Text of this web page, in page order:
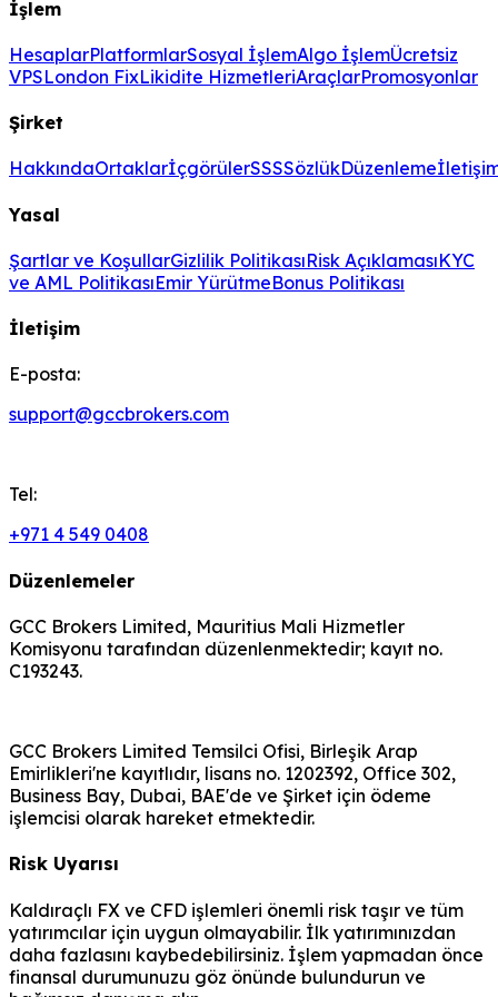
İşlem
HesaplarPlatformlarSosyal İşlemAlgo İşlemÜcretsiz
VPSLondon FixLikidite HizmetleriAraçlarPromosyonlar
Şirket
HakkındaOrtaklarİçgörülerSSSSözlükDüzenleme
Yasal
Şartlar ve KoşullarGizlilik PolitikasıRisk AçıklamasıKYC
ve AML PolitikasıEmir YürütmeBonus Politikası
İletişim
E-posta:
support@gccbrokers.com
Tel:
+971 4 549 0408
Düzenlemeler
GCC Brokers Limited, Mauritius Mali Hizmetler
Komisyonu tarafından düzenlenmektedir; kayıt no.
C193243.
GCC Brokers Limited Temsilci Ofisi, Birleşik Arap
Emirlikleri'ne kayıtlıdır, lisans no. 1202392, Office 302,
Business Bay, Dubai, BAE'de ve Şirket için ödeme
işlemcisi olarak hareket etmektedir.
Risk Uyarısı
Kaldıraçlı FX ve CFD işlemleri önemli risk taşır ve tüm
yatırımcılar için uygun olmayabilir. İlk yatırımınızdan
daha fazlasını kaybedebilirsiniz. İşlem yapmadan önce
finansal durumunuzu göz önünde bulundurun ve